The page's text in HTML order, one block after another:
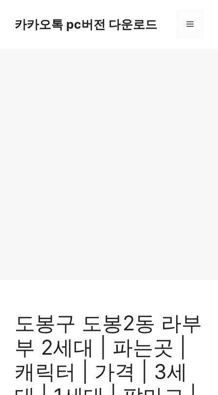
카카오톡 pc버전 다운로드 메
도봉구 도봉2동 라부
부 2세대 | 파는곳 |
캐릭터 | 가격 | 3세